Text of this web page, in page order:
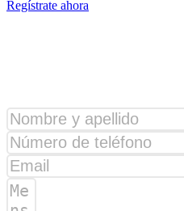
Regístrate ahora